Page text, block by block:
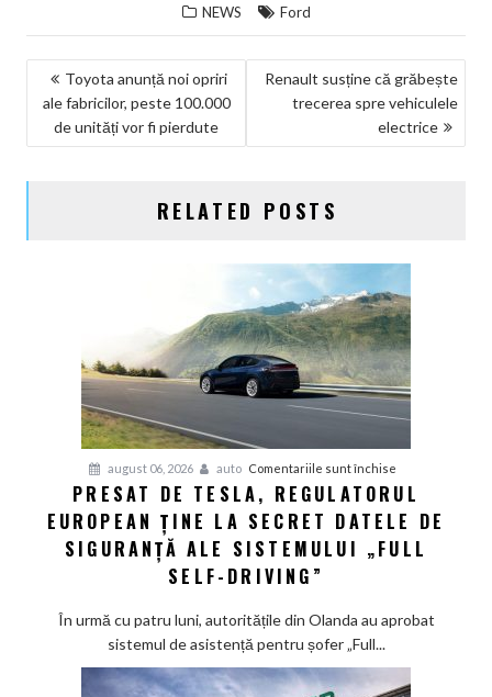
NEWS Ford
NAVIGARE
ÎN
ARTICOLE
Toyota anunță noi opriri
ale fabricilor, peste 100.000
de unități vor fi pierdute
Renault susține că grăbește
trecerea spre vehiculele
electrice
RELATED POSTS
august 06, 2026 auto Comentariile sunt închise
Presat
de
Tesla,
ține
datele
PRESAT DE TESLA, REGULATORUL
EUROPEAN ȚINE LA SECRET DATELE DE
SIGURANȚĂ ALE SISTEMULUI „FULL
SELF-DRIVING”
În urmă cu patru luni, autoritățile din Olanda au aprobat
sistemul de asistență pentru șofer „Full...